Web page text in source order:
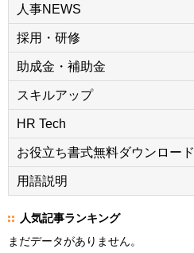
人事NEWS
採用・研修
助成金・補助金
スキルアップ
HR Tech
お役立ち書式無料ダウンロード
用語説明
人気記事ランキング
まだデータがありません。